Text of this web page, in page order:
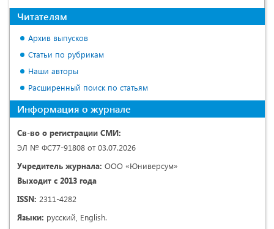
Читателям
Архив выпусков
Статьи по рубрикам
Наши авторы
Расширенный поиск по статьям
Информация о журнале
Св-во о регистрации СМИ:
ЭЛ № ФС77-91808 от 03.07.2026
Учредитель журнала: ООО «Юниверсум»
Выходит с 2013 года
ISSN: 2311-4282
Языки: русский, English.